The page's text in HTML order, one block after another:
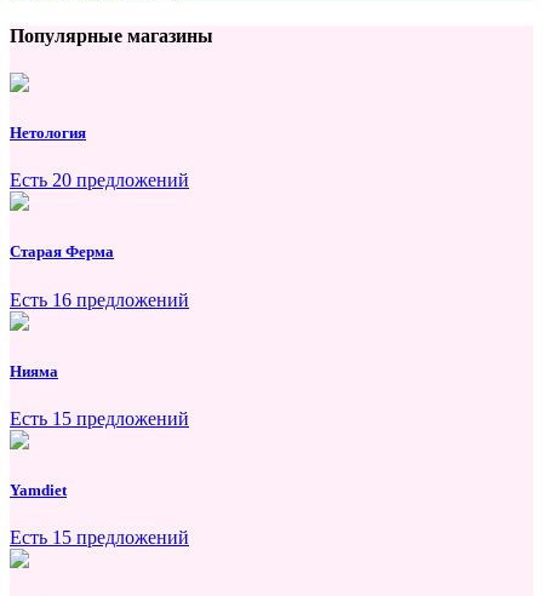
Популярные магазины
Нетология
Есть 20 предложений
Старая Ферма
Есть 16 предложений
Нияма
Есть 15 предложений
Yamdiet
Есть 15 предложений